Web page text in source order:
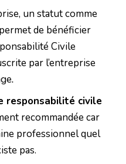
un statut comme
de bénéficier
Civile
par l’entreprise
.
responsabilité civile
recommandée car
professionnel quel
pas.